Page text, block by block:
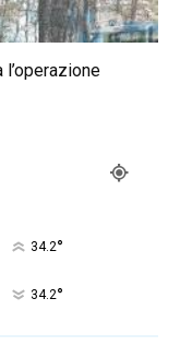
l’operazione
34.2°
34.2°